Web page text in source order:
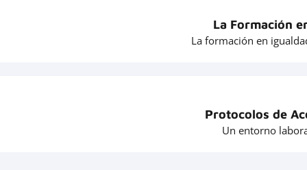
La Formación
La formación en
Protocolos de
Un entorno